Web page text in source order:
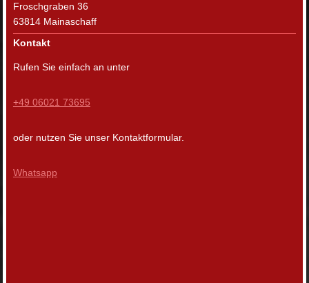
Froschgraben 36
63814 Mainaschaff
Kontakt
Rufen Sie einfach an unter
+49 06021 73695
oder nutzen Sie unser Kontaktformular.
Whatsapp